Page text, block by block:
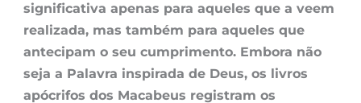
significativa apenas para aqueles que a veem
realizada, mas também para aqueles que
antecipam o seu cumprimento. Embora não
seja a Palavra inspirada de Deus, os livros
apócrifos dos Macabeus registram os